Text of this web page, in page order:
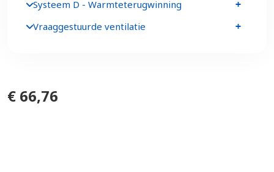
€ 66,76
Systeem D - Warmteterugwinning
Vraaggestuurde ventilatie